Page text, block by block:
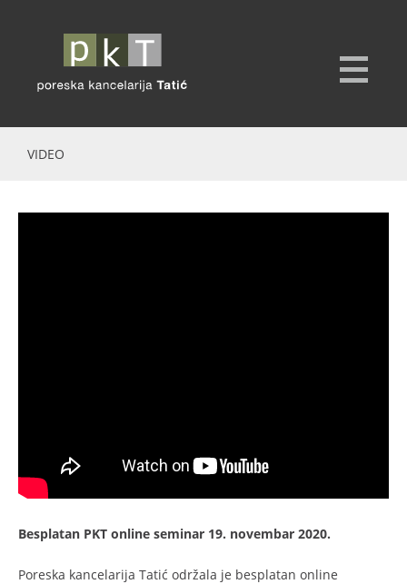
VIDEO
Besplatan PKT online seminar 19. novembar 2020.
Poreska kancelarija Tatić održala je besplatan online